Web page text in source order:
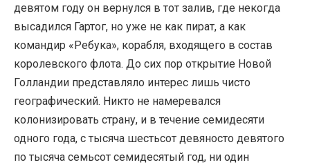
девятом году он вернулся в тот залив, где некогда
высадился Гартог, но уже не как пират, а как
командир «Ребука», корабля, входящего в состав
королевского флота. До сих пор открытие Новой
Голландии представляло интерес лишь чисто
географический. Никто не намеревался
колонизировать страну, и в течение семидесяти
одного года, с тысяча шестьсот девяносто девятого
по тысяча семьсот семидесятый год, ни один